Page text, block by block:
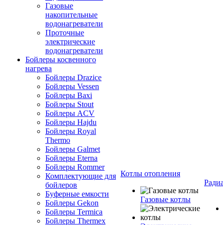
Газовые
накопительные
водонагреватели
Проточные
электрические
водонагреватели
Бойлеры косвенного
нагрева
Бойлеры Drazice
Бойлеры Vessen
Бойлеры Baxi
Бойлеры Stout
Бойлеры ACV
Бойлеры Hajdu
Бойлеры Royal
Thermo
Бойлеры Galmet
Бойлеры Eterna
Бойлеры Rommer
Комплектующие для
бойлеров
Буферные емкости
Бойлеры Gekon
Бойлеры Termica
Бойлеры Thermex
Котлы отопления
Газовые котлы